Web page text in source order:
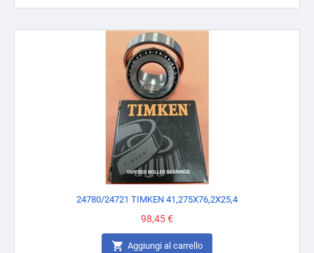
24780/24721 TIMKEN 41,275X76,2X25,4
Prezzo
98,45 €
 Aggiungi al carrello